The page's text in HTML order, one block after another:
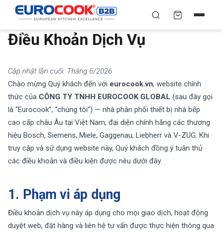
YÊU CẦU BÁO GIÁ TỐT
Chuyên gia liên hệ trong vòng 30 phút — Hoàn toàn
HỌ VÀ TÊN*
SỐ ĐIỆN THOẠI
THÀNH PHỐ
Điều Khoản Dịch Vụ
Cập nhật lần cuối: Tháng 6/2026
Chào mừng Quý khách đến với eurocook.vn, website chính
thức của CÔNG TY TNHH EUROCOOK GLOBAL (sau đây gọi
là “Eurocook”, “chúng tôi”) — nhà phân phối thiết bị nhà bếp
cao cấp châu Âu tại Việt Nam, đại diện chính hãng các thương
hiệu Bosch, Siemens, Miele, Gaggenau, Liebherr và V-ZUG. Khi
truy cập và sử dụng website này, Quý khách đồng ý tuân thủ
các điều khoản và điều kiện được nêu dưới đây.
1. Phạm vi áp dụng
Điều khoản dịch vụ này áp dụng cho mọi giao dịch, hoạt động
duyệt web, đặt hàng và liên hệ tư vấn được thực hiện thông qua